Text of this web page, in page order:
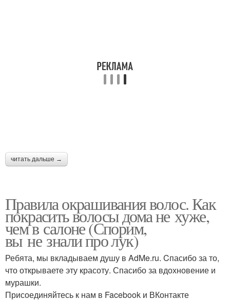
читать дальше →
Правила окрашивания волос. Как
покрасить волосы дома не хуже,
чем в салоне (Спорим,
вы не знали про лук)
Ребята, мы вкладываем душу в AdMe.ru. Cпасибо за то,
что открываете эту красоту. Спасибо за вдохновение и
мурашки.
Присоединяйтесь к нам в Facebook и ВКонтакте